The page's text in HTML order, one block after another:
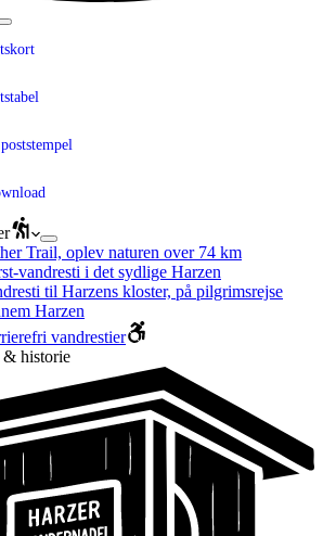
Trail, oplev naturen over 74 km
vandresti i det sydlige Harzen
til Harzens kloster, på pilgrimsrejse
Harzen
vandrestier
& historie